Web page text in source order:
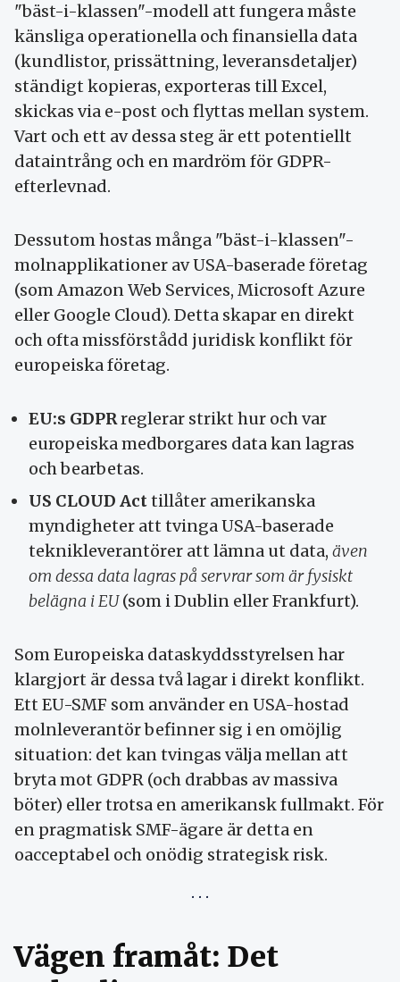
"bäst-i-klassen"-modell att fungera måste
känsliga operationella och finansiella data
(kundlistor, prissättning, leveransdetaljer)
ständigt kopieras, exporteras till Excel,
skickas via e-post och flyttas mellan system.
Vart och ett av dessa steg är ett potentiellt
dataintrång och en mardröm för GDPR-
efterlevnad.
Dessutom hostas många "bäst-i-klassen"-
molnapplikationer av USA-baserade företag
(som Amazon Web Services, Microsoft Azure
eller Google Cloud). Detta skapar en direkt
och ofta missförstådd juridisk konflikt för
europeiska företag.
EU:s GDPRreglerar strikt hur och var
europeiska medborgares data kan lagras
och bearbetas.
US CLOUD Acttillåter amerikanska
myndigheter att tvinga USA-baserade
teknikleverantörer att lämna ut data, även
om dessa data lagras på servrar som är fysiskt
belägna i EU(som i Dublin eller Frankfurt).
Som Europeiska dataskyddsstyrelsen har
klargjort är dessa två lagar i direkt konflikt.
Ett EU-SMF som använder en USA-hostad
molnleverantör befinner sig i en omöjlig
situation: det kan tvingas välja mellan att
bryta mot GDPR (och drabbas av massiva
böter) eller trotsa en amerikansk fullmakt. För
en pragmatisk SMF-ägare är detta en
oacceptabel och onödig strategisk risk.
Vägen framåt: Det